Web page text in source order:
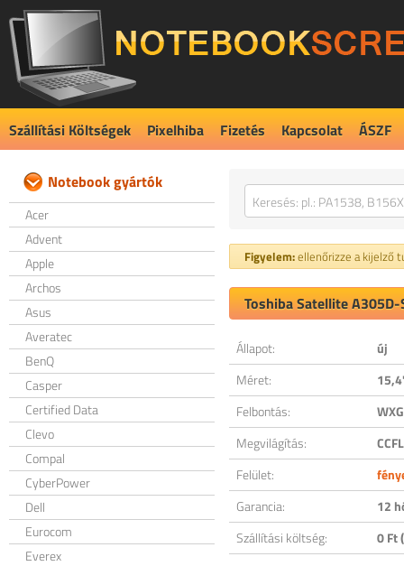
Szállítási Költségek Pixelhiba Fizetés Kapcsolat ÁSZF
Notebook gyártók
Acer
Advent
Apple
Archos
Asus
Averatec
BenQ
Casper
Certified Data
Clevo
Compal
CyberPower
Dell
Eurocom
Everex
Figyelem:ellenőrizze a kijelző
Toshiba Satellite
Állapot:
új
Méret:
Felbontás:
Megvilágítás:
CCFL
Felület:
Garancia:
12
Szállítási költség:
0 Ft